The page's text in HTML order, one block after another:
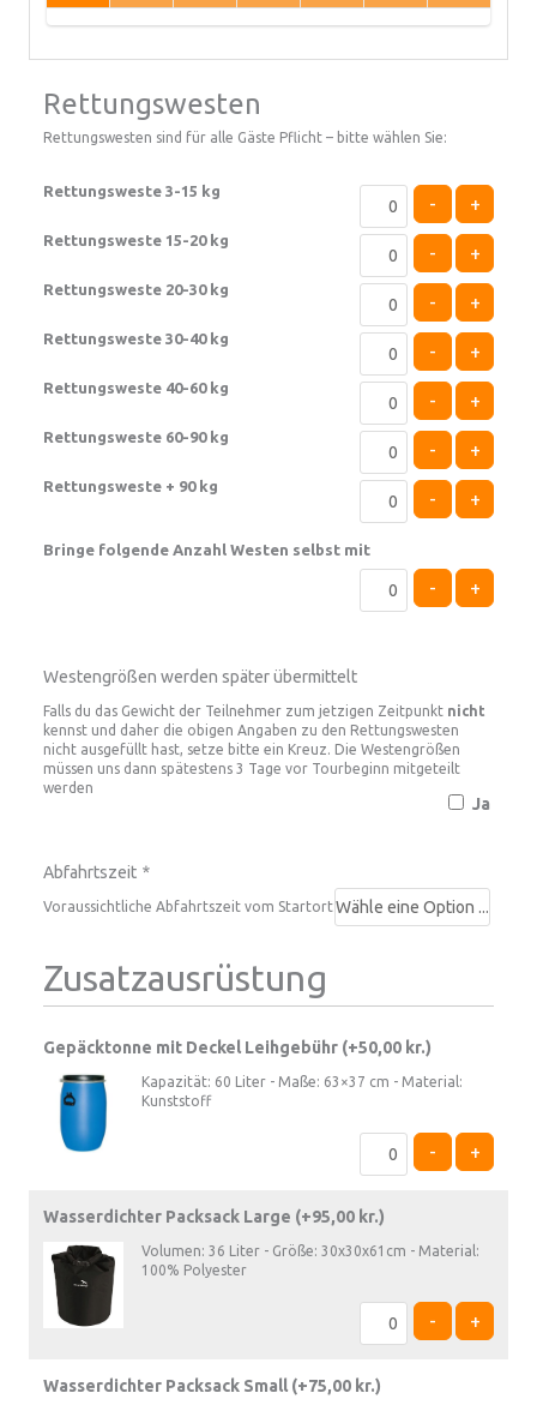
Rettungswesten
Rettungswesten sind für alle Gäste Pflicht – bitte wählen Sie:
Rettungsweste 3-15 kg
- +
Rettungsweste 15-20 kg
- +
Rettungsweste 20-30 kg
- +
Rettungsweste 30-40 kg
- +
Rettungsweste 40-60 kg
- +
Rettungsweste 60-90 kg
- +
Rettungsweste + 90 kg
- +
Bringe folgende Anzahl Westen selbst mit
- +
Westengrößen werden später übermittelt
Falls du das Gewicht der Teilnehmer zum jetzigen Zeitpunkt nicht
kennst und daher die obigen Angaben zu den Rettungswesten
nicht ausgefüllt hast, setze bitte ein Kreuz. Die Westengrößen
müssen uns dann spätestens 3 Tage vor Tourbeginn mitgeteilt
werden
Ja
Abfahrtszeit *
Voraussichtliche Abfahrtszeit vom Startort
Zusatzausrüstung
Gepäcktonne mit Deckel Leihgebühr (+50,00 kr.)
Kapazität: 60 Liter - Maße: 63×37 cm - Material:
Kunststoff
- +
Wasserdichter Packsack Large (+95,00 kr.)
Volumen: 36 Liter - Größe: 30x30x61cm - Material:
100% Polyester
- +
Wasserdichter Packsack Small (+75,00 kr.)